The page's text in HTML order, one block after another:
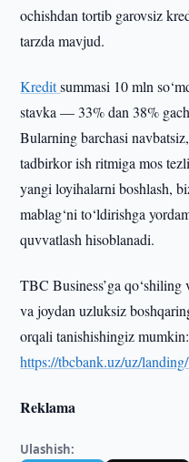
ochishdan tortib garovsiz
tarzda mavjud.
Kreditsummasi 10 mln
stavka — 33% dan 38%
Bularning barchasi
tadbirkor ish ritmiga mos
yangi loyihalarni boshlash,
mablag‘ni to‘ldirishga
quvvatlash hisoblanadi.
TBC Business’ga
va joydan uzluksiz
orqali tanishishingiz mumkin:
https://tbcbank.uz/uz/
Reklama
Ulashish: